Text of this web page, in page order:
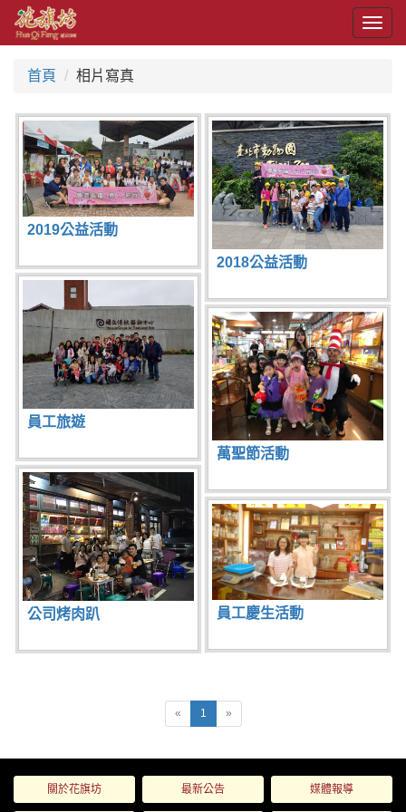
首頁
相片寫真
2019公益活動
2018公益活動
員工旅遊
萬聖節活動
公司烤肉趴 員工慶生活動
«Previous
1 (current)
»Next
關於花旗坊 最新公告 媒體報導